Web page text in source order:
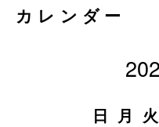
カレンダー
日 月 火